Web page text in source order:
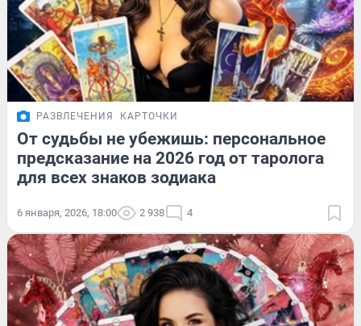
РАЗВЛЕЧЕНИЯ КАРТОЧКИ
От судьбы не убежишь: персональное
предсказание на 2026 год от таролога
для всех знаков зодиака
6 января, 2026, 18:00 2 938 4